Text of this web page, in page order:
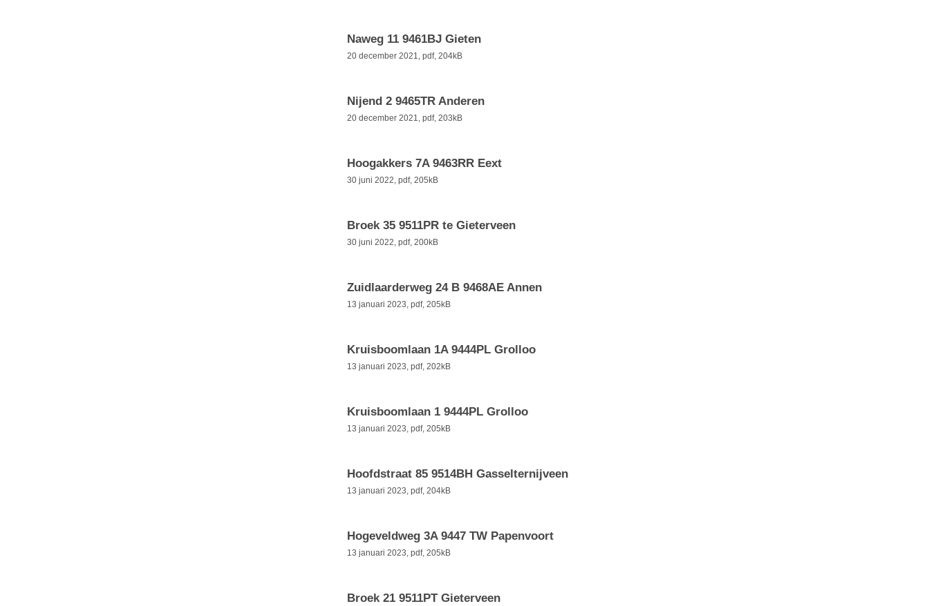
Naweg 11 9461BJ Gieten
20 december 2021, pdf, 204kB
Nijend 2 9465TR Anderen
20 december 2021, pdf, 203kB
Hoogakkers 7A 9463RR Eext
30 juni 2022, pdf, 205kB
Broek 35 9511PR te Gieterveen
30 juni 2022, pdf, 200kB
Zuidlaarderweg 24 B 9468AE Annen
13 januari 2023, pdf, 205kB
Kruisboomlaan 1A 9444PL Grolloo
13 januari 2023, pdf, 202kB
Kruisboomlaan 1 9444PL Grolloo
13 januari 2023, pdf, 205kB
Hoofdstraat 85 9514BH Gasselternijveen
13 januari 2023, pdf, 204kB
Hogeveldweg 3A 9447 TW Papenvoort
13 januari 2023, pdf, 205kB
Broek 21 9511PT Gieterveen